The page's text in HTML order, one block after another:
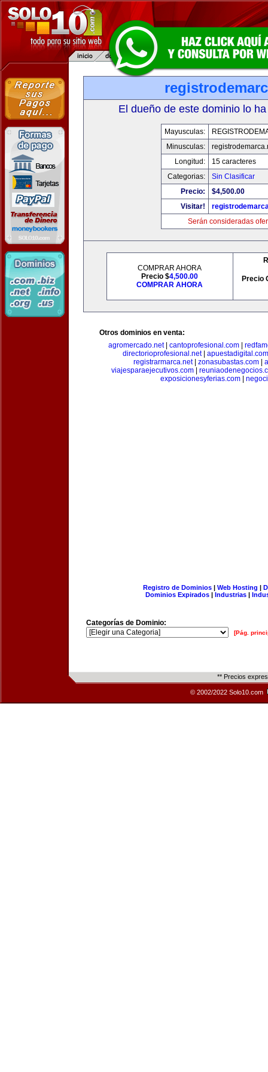
El dueño de este dominio lo
Mayusculas:
Minusculas:
Longitud:
15 caracteres
Categorias:
Sin Clasificar
Precio:
$4,500.00
Visitar!
Serán consideradas
COMPRAR AHORA
Precio $4,500.00
COMPRAR AHORA
Precio
Otros dominios en venta:
agromercado.net| cantoprofesional.com
directorioprofesional.net| apuestadigital.com
registrarmarca.net| zonasubastas.com|
viajesparaejecutivos.com|
exposicionesyferias.com
Registro de Dominios| Web Hosting |
Dominios Expirados | Industrias |
Categorías de Dominio:
[Pág.
** Precios
© 2002/2022 Solo10.com